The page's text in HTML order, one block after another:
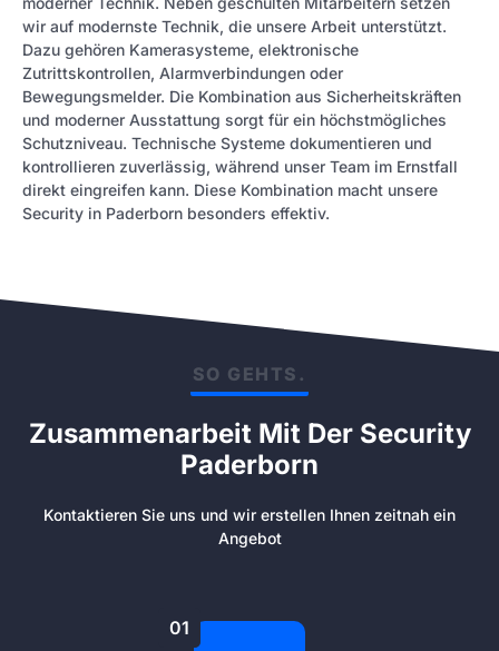
wir auf modernste Technik, die unsere Arbeit unterstützt.
Dazu gehören Kamerasysteme, elektronische
Zutrittskontrollen, Alarmverbindungen oder
Bewegungsmelder. Die Kombination aus Sicherheitskräften
und moderner Ausstattung sorgt für ein höchstmögliches
Schutzniveau. Technische Systeme dokumentieren und
kontrollieren zuverlässig, während unser Team im Ernstfall
direkt eingreifen kann. Diese Kombination macht unsere
Security in Paderborn besonders effektiv.
SO GEHTS.
Zusammenarbeit Mit Der Security
Paderborn
Kontaktieren Sie uns und wir erstellen Ihnen zeitnah ein
Angebot
01